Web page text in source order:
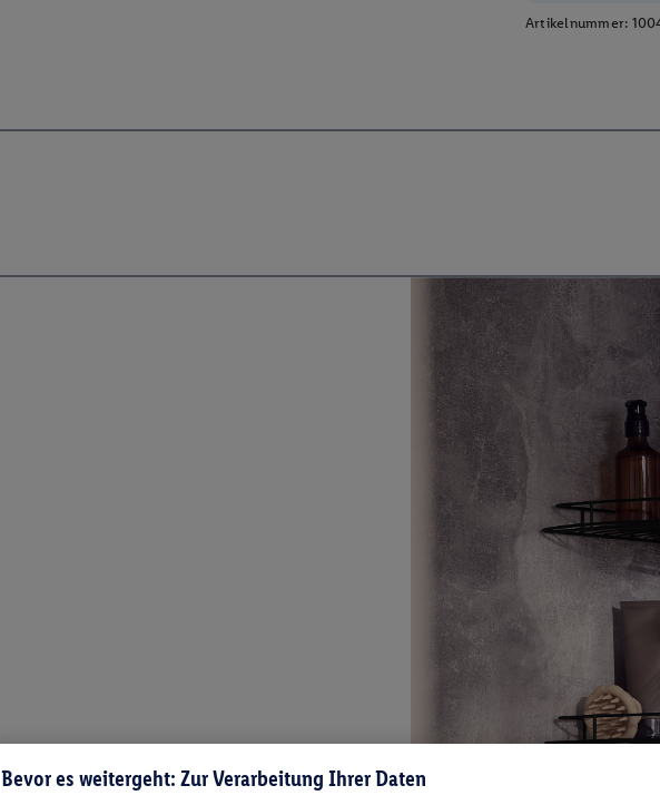
Artikelnummer:
Bevor es weitergeht: Zur Verarbeitung Ihrer Daten